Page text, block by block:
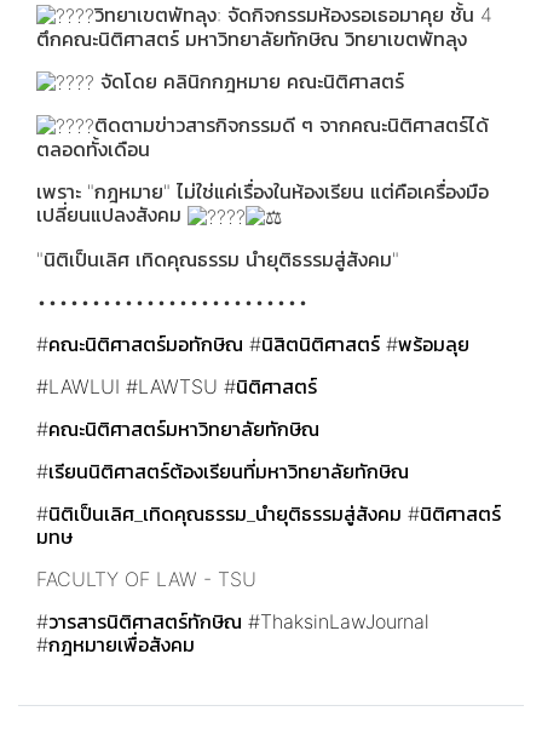
วิทยาเขตพัทลุง: จัดกิจกรรมห้องรอเธอมาคุย ชั้น 4
ตึกคณะนิติศาสตร์ มหาวิทยาลัยทักษิณ วิทยาเขตพัทลุง
จัดโดย คลินิกกฎหมาย คณะนิติศาสตร์
ติดตามข่าวสารกิจกรรมดี ๆ จากคณะนิติศาสตร์ได้
ตลอดทั้งเดือน
เพราะ "กฎหมาย" ไม่ใช่แค่เรื่องในห้องเรียน แต่คือเครื่องมือ
เปลี่ยนแปลงสังคม
"นิติเป็นเลิศ เทิดคุณธรรม นำยุติธรรมสู่สังคม"
•••••••••••••••••••••••••
#คณะนิติศาสตร์มอทักษิณ #นิสิตนิติศาสตร์ #พร้อมลุย
#LAWLUI #LAWTSU #นิติศาสตร์
#คณะนิติศาสตร์มหาวิทยาลัยทักษิณ
#เรียนนิติศาสตร์ต้องเรียนที่มหาวิทยาลัยทักษิณ
#นิติเป็นเลิศ_เทิดคุณธรรม_นำยุติธรรมสู่สังคม #นิติศาสตร์
มทษ
FACULTY OF LAW - TSU
#วารสารนิติศาสตร์ทักษิณ #ThaksinLawJournal
#กฎหมายเพื่อสังคม